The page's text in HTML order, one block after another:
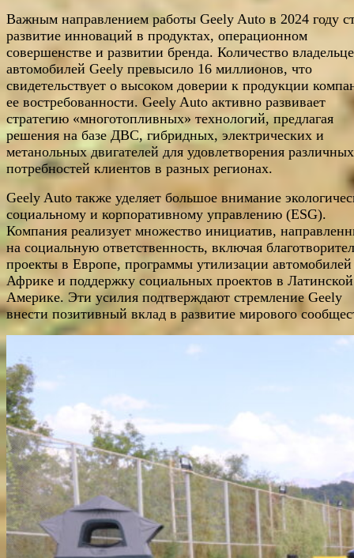
Важным направлением работы Geely Auto в 2024 году
развитие инноваций в продуктах, операционном
совершенстве и развитии бренда. Количество
автомобилей Geely превысило 16 миллионов, что
свидетельствует о высоком доверии к продукции
ее востребованности. Geely Auto активно развивает
стратегию «многотопливных» технологий, предлагая
решения на базе ДВС, гибридных, электрических и
метанольных двигателей для удовлетворения различных
потребностей клиентов в разных регионах.
Geely Auto также уделяет большое внимание
социальному и корпоративному управлению (ESG).
Компания реализует множество инициатив,
на социальную ответственность, включая
проекты в Европе, программы утилизации
Африке и поддержку социальных проектов в Латинской
Америке. Эти усилия подтверждают стремление Geely
внести позитивный вклад в развитие мирового